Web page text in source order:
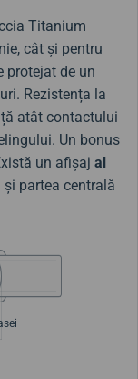
Titanium
cât și pentru
protejat de un
Rezistența la
atât contactului
Un bonus
un afișaj al
partea centrală